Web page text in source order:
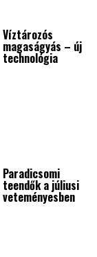
Víztározós
magaságyás – új
technológia
Paradicsomi
teendők a júliusi
veteményesben